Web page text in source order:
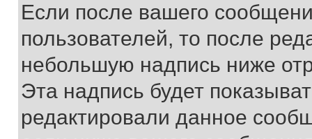
Если после вашего
пользователей, то после
небольшую надпись ниже
Эта надпись будет
редактировали данное